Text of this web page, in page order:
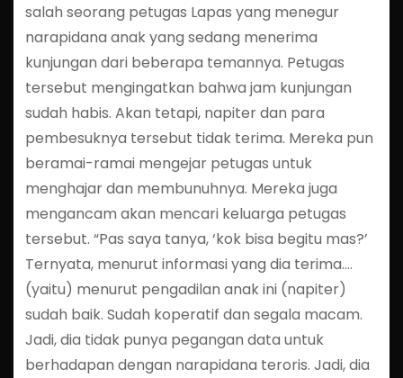
salah seorang petugas Lapas yang menegur
narapidana anak yang sedang menerima
kunjungan dari beberapa temannya. Petugas
tersebut mengingatkan bahwa jam kunjungan
sudah habis. Akan tetapi, napiter dan para
pembesuknya tersebut tidak terima. Mereka pun
beramai-ramai mengejar petugas untuk
menghajar dan membunuhnya. Mereka juga
mengancam akan mencari keluarga petugas
tersebut. “Pas saya tanya, ‘kok bisa begitu mas?’
Ternyata, menurut informasi yang dia terima….
(yaitu) menurut pengadilan anak ini (napiter)
sudah baik. Sudah koperatif dan segala macam.
Jadi, dia tidak punya pegangan data untuk
berhadapan dengan narapidana teroris. Jadi, dia